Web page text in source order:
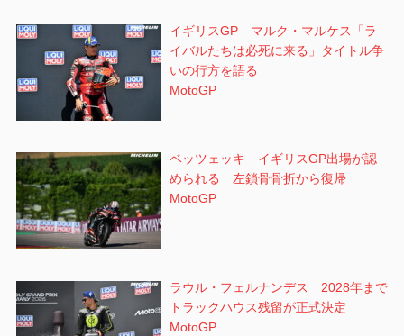
イギリスGP マルク・マルケス「ラ
イバルたちは必死に来る」タイトル争
いの行方を語る
MotoGP
ベッツェッキ イギリスGP出場が認
められる 左鎖骨骨折から復帰
MotoGP
ラウル・フェルナンデス 2028年まで
トラックハウス残留が正式決定
MotoGP